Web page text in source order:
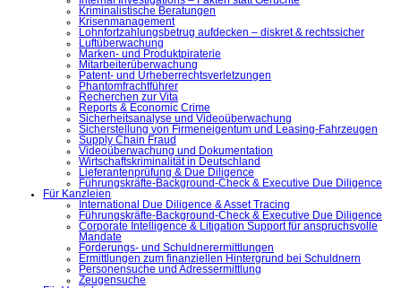
Kriminalistische Beratungen
Krisenmanagement
Lohnfortzahlungsbetrug aufdecken – diskret & rechtssicher
Luftüberwachung
Marken- und Produktpiraterie
Mitarbeiterüberwachung
Patent- und Urheberrechtsverletzungen
Phantomfrachtführer
Recherchen zur Vita
Reports & Economic Crime
Sicherheitsanalyse und Videoüberwachung
Sicherstellung von Firmeneigentum und Leasing-Fahrzeugen
Supply Chain Fraud
Videoüberwachung und Dokumentation
Wirtschaftskriminalität in Deutschland
Lieferantenprüfung & Due Diligence
Führungskräfte-Background-Check & Executive Due Diligence
Für Kanzleien
International Due Diligence & Asset Tracing
Führungskräfte-Background-Check & Executive Due Diligence
Corporate Intelligence & Litigation Support für anspruchsvolle
Mandate
Forderungs- und Schuldnerermittlungen
Ermittlungen zum finanziellen Hintergrund bei Schuldnern
Personensuche und Adressermittlung
Zeugensuche